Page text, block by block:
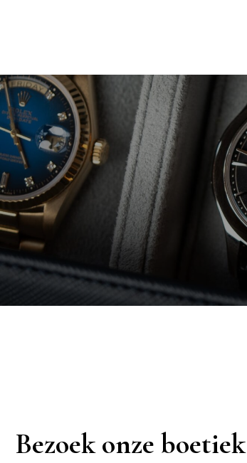
Bezoek onze boetiek